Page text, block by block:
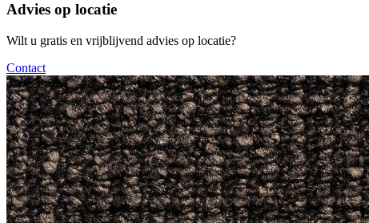
Advies op locatie
Wilt u gratis en vrijblijvend advies op locatie?
Contact